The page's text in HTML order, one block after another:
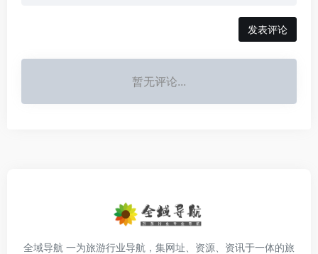
发表评论
暂无评论...
全域导航 一为旅游行业导航，集网址、资源、资讯于一体的旅